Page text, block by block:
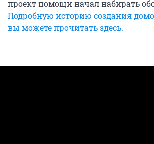
проект помощи начал набирать
Подробную историю создания
вы можете прочитать здесь.